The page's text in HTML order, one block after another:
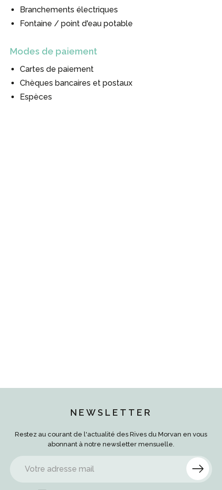
Branchements électriques
Fontaine / point d'eau potable
Modes de paiement
Cartes de paiement
Chèques bancaires et postaux
Espèces
NEWSLETTER
Restez au courant de l'actualité des Rives du Morvan en vous
abonnant à notre newsletter mensuelle.